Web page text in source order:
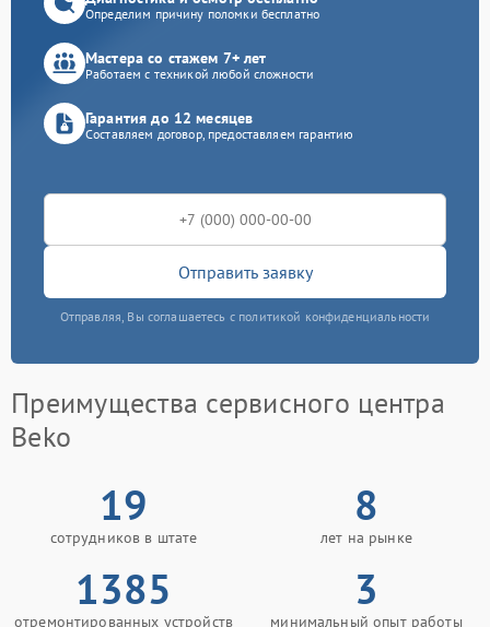
Определим причину поломки бесплатно
Мастера со стажем 7+ лет
Работаем с техникой любой сложности
Гарантия до 12 месяцев
Составляем договор, предоставляем гарантию
Отправить заявку
Отправляя, Вы соглашаетесь с политикой конфиденциальности
Преимущества сервисного центра
Beko
19
сотрудников в штате
8
лет на рынке
1385
отремонтированных устройств
3
минимальный опыт работы